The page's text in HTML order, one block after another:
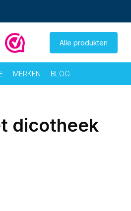
Alle produkten
MERKEN BLOG
dicotheek